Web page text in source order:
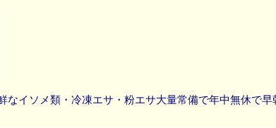
イソメ類・冷凍エサ・粉エサ大量常備で年中無休で